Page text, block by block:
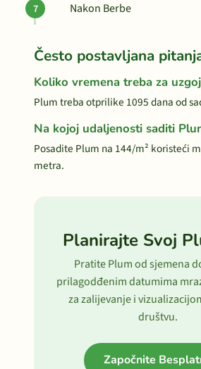
Nakon Berbe
Često postavljana
Koliko vremena treba za
Plum treba otprilike 1095 dana od
Na kojoj udaljenosti saditi
Posadite Plum na 144/m² koristeći
metra.
Planirajte Svoj
Pratite Plum od sjemena
prilagodđenim datumima
za zalijevanje i
društvu.
Započnite